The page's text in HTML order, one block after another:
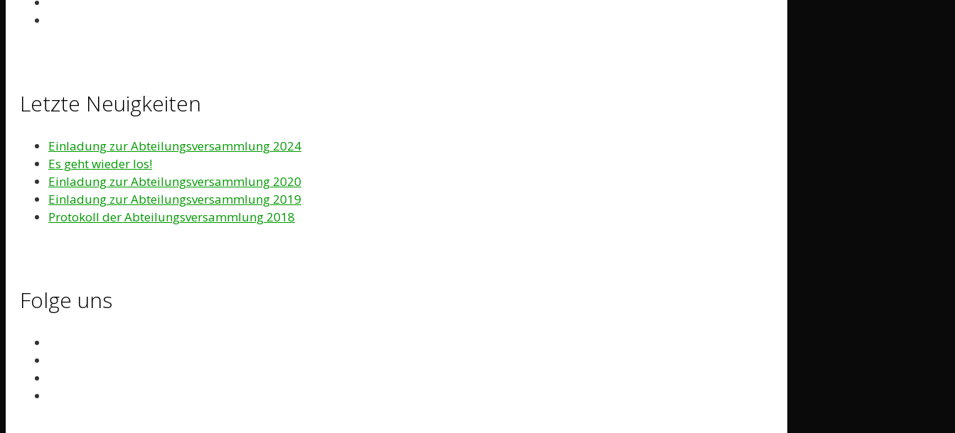
Letzte Neuigkeiten
Einladung zur Abteilungsversammlung 2024
Es geht wieder los!
Einladung zur Abteilungsversammlung 2020
Einladung zur Abteilungsversammlung 2019
Protokoll der Abteilungsversammlung 2018
Folge uns